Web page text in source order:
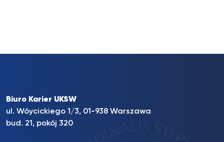
Biuro Karier UKSW
ul. Wóycickiego 1/3, 01-938 Warszawa
bud. 21, pokój 320